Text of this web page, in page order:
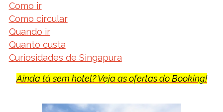
Como ir
Como circular
Quando ir
Quanto custa
Curiosidades de Singapura
Ainda tá sem hotel? Veja as ofertas do Booking!